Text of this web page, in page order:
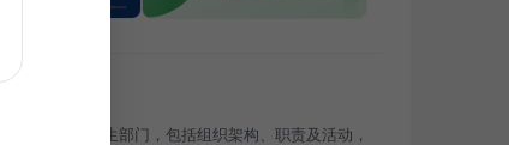
大学生介绍学生部门，包括组织架构、职责及活动，